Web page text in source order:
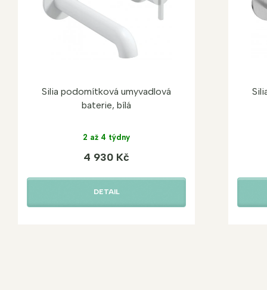
Silia podomítková umyvadlová
baterie, bílá
2 až 4 týdny
4 930 Kč
DETAIL